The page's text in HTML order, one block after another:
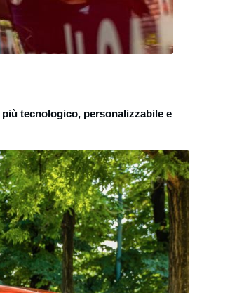
più tecnologico, personalizzabile e